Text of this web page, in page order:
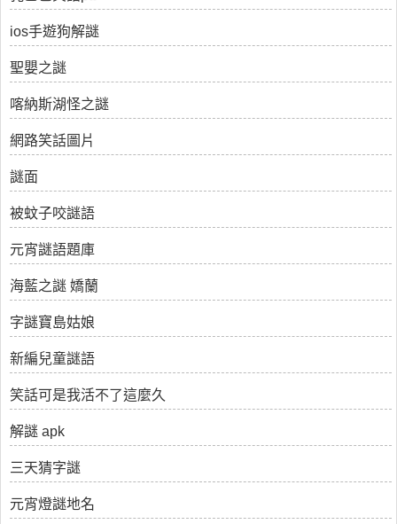
ios手遊狗解謎
聖嬰之謎
喀納斯湖怪之謎
網路笑話圖片
謎面
被蚊子咬謎語
元宵謎語題庫
海藍之謎 嬌蘭
字謎寶島姑娘
新編兒童謎語
笑話可是我活不了這麼久
解謎 apk
三天猜字謎
元宵燈謎地名